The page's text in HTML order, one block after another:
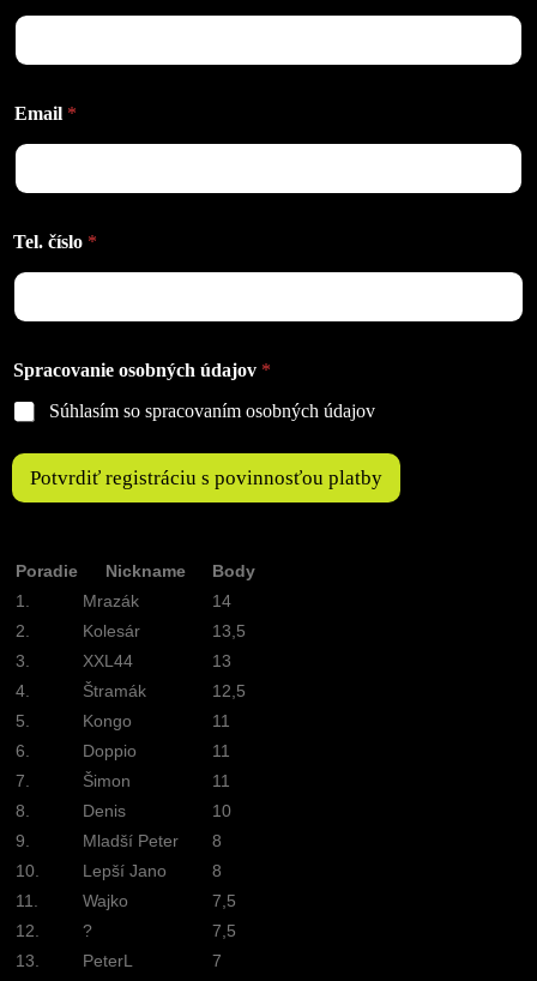
Email *
Tel. číslo *
Spracovanie osobných údajov *
Súhlasím so spracovaním osobných údajov
Potvrdiť registráciu s povinnosťou platby
Poradie Nickname
Body
1.
Mrazák
14
2.
Kolesár
13,5
3.
XXL44
13
4.
Štramák
12,5
5.
Kongo
11
6.
Doppio
11
7.
Šimon
11
8.
Denis
10
9.
Mladší Peter
8
10.
Lepší Jano
8
11.
Wajko
7,5
12.
?
7,5
13.
PeterL 7